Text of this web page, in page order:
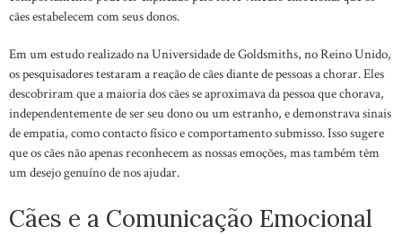
cães estabelecem com seus donos.
Em um estudo realizado na Universidade de Goldsmiths, no Reino Unido,
os pesquisadores testaram a reação de cães diante de pessoas a chorar. Eles
descobriram que a maioria dos cães se aproximava da pessoa que chorava,
independentemente de ser seu dono ou um estranho, e demonstrava sinais
de empatia, como contacto físico e comportamento submisso. Isso sugere
que os cães não apenas reconhecem as nossas emoções, mas também têm
um desejo genuíno de nos ajudar.
Cães e a Comunicação Emocional